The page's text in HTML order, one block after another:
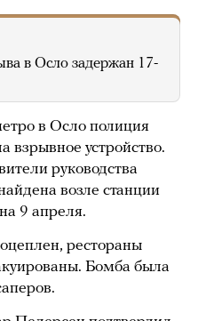
в Осло задержан 17-
в Осло полиция
взрывное устройство.
руководства
возле станции
9 апреля.
рестораны
Бомба была